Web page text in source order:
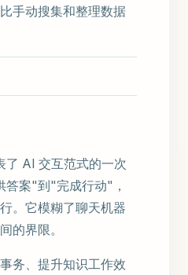
手动搜集和整理数据
AI 交互范式的一次
案"到"完成行动"，
。它模糊了聊天机器
的界限。
务、提升知识工作效